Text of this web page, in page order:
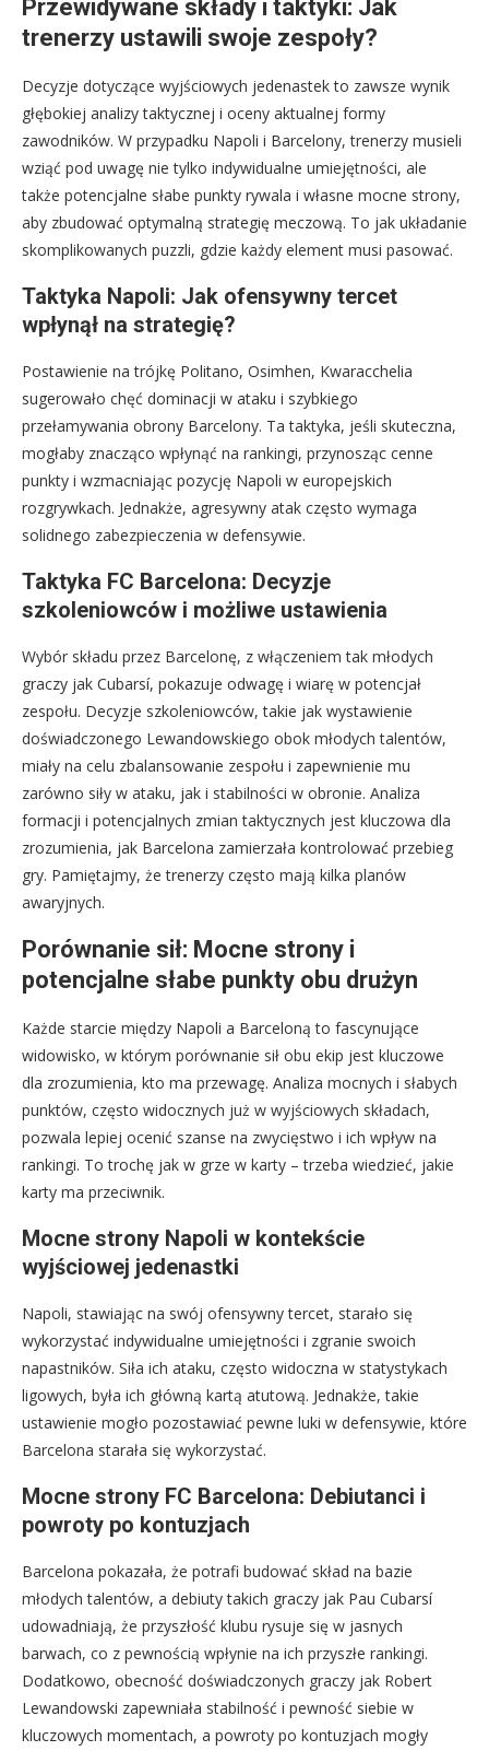
Przewidywane składy i taktyki: Jak
trenerzy ustawili swoje zespoły?
Decyzje dotyczące wyjściowych jedenastek to zawsze wynik
głębokiej analizy taktycznej i oceny aktualnej formy
zawodników. W przypadku Napoli i Barcelony, trenerzy musieli
wziąć pod uwagę nie tylko indywidualne umiejętności, ale
także potencjalne słabe punkty rywala i własne mocne strony,
aby zbudować optymalną strategię meczową. To jak układanie
skomplikowanych puzzli, gdzie każdy element musi pasować.
Taktyka Napoli: Jak ofensywny tercet
wpłynął na strategię?
Postawienie na trójkę Politano, Osimhen, Kwaracchelia
sugerowało chęć dominacji w ataku i szybkiego
przełamywania obrony Barcelony. Ta taktyka, jeśli skuteczna,
mogłaby znacząco wpłynąć na rankingi, przynosząc cenne
punkty i wzmacniając pozycję Napoli w europejskich
rozgrywkach. Jednakże, agresywny atak często wymaga
solidnego zabezpieczenia w defensywie.
Taktyka FC Barcelona: Decyzje
szkoleniowców i możliwe ustawienia
Wybór składu przez Barcelonę, z włączeniem tak młodych
graczy jak Cubarsí, pokazuje odwagę i wiarę w potencjał
zespołu. Decyzje szkoleniowców, takie jak wystawienie
doświadczonego Lewandowskiego obok młodych talentów,
miały na celu zbalansowanie zespołu i zapewnienie mu
zarówno siły w ataku, jak i stabilności w obronie. Analiza
formacji i potencjalnych zmian taktycznych jest kluczowa dla
zrozumienia, jak Barcelona zamierzała kontrolować przebieg
gry. Pamiętajmy, że trenerzy często mają kilka planów
awaryjnych.
Porównanie sił: Mocne strony i
potencjalne słabe punkty obu drużyn
Każde starcie między Napoli a Barceloną to fascynujące
widowisko, w którym porównanie sił obu ekip jest kluczowe
dla zrozumienia, kto ma przewagę. Analiza mocnych i słabych
punktów, często widocznych już w wyjściowych składach,
pozwala lepiej ocenić szanse na zwycięstwo i ich wpływ na
rankingi. To trochę jak w grze w karty – trzeba wiedzieć, jakie
karty ma przeciwnik.
Mocne strony Napoli w kontekście
wyjściowej jedenastki
Napoli, stawiając na swój ofensywny tercet, starało się
wykorzystać indywidualne umiejętności i zgranie swoich
napastników. Siła ich ataku, często widoczna w statystykach
ligowych, była ich główną kartą atutową. Jednakże, takie
ustawienie mogło pozostawiać pewne luki w defensywie, które
Barcelona starała się wykorzystać.
Mocne strony FC Barcelona: Debiutanci i
powroty po kontuzjach
Barcelona pokazała, że potrafi budować skład na bazie
młodych talentów, a debiuty takich graczy jak Pau Cubarsí
udowadniają, że przyszłość klubu rysuje się w jasnych
barwach, co z pewnością wpłynie na ich przyszłe rankingi.
Dodatkowo, obecność doświadczonych graczy jak Robert
Lewandowski zapewniała stabilność i pewność siebie w
kluczowych momentach, a powroty po kontuzjach mogły